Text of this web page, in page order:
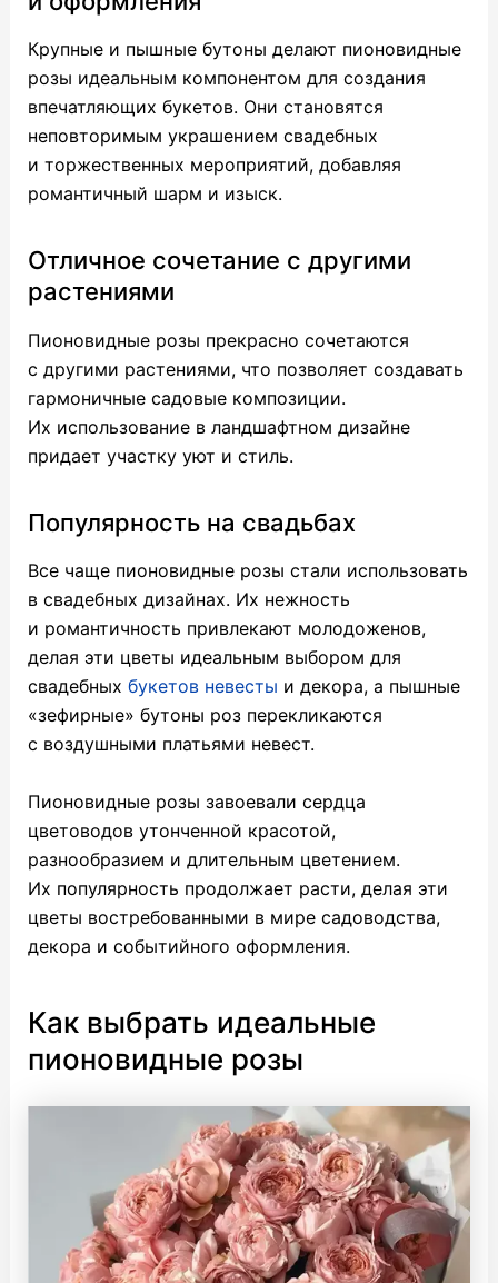
Крупные и пышные бутоны делают пионовидные
розы идеальным компонентом для создания
впечатляющих букетов. Они становятся
неповторимым украшением свадебных
и торжественных мероприятий, добавляя
романтичный шарм и изыск.
Отличное сочетание с другими
растениями
Пионовидные розы прекрасно сочетаются
с другими растениями, что позволяет создавать
гармоничные садовые композиции.
Их использование в ландшафтном дизайне
придает участку уют и стиль.
Популярность на свадьбах
Все чаще пионовидные розы стали использовать
в свадебных дизайнах. Их нежность
и романтичность привлекают молодоженов,
делая эти цветы идеальным выбором для
свадебных букетов невесты и декора, а пышные
«зефирные» бутоны роз перекликаются
с воздушными платьями невест.
Пионовидные розы завоевали сердца
цветоводов утонченной красотой,
разнообразием и длительным цветением.
Их популярность продолжает расти, делая эти
цветы востребованными в мире садоводства,
декора и событийного оформления.
Как выбрать идеальные
пионовидные розы